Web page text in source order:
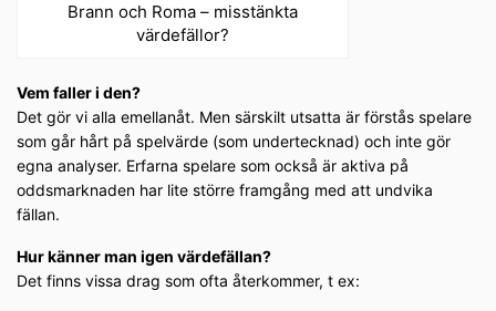
Brann och Roma – misstänkta
värdefällor?
Vem faller i den?
Det gör vi alla emellanåt. Men särskilt utsatta är förstås spelare
som går hårt på spelvärde (som undertecknad) och inte gör
egna analyser. Erfarna spelare som också är aktiva på
oddsmarknaden har lite större framgång med att undvika
fällan.
Hur känner man igen värdefällan?
Det finns vissa drag som ofta återkommer, t ex: